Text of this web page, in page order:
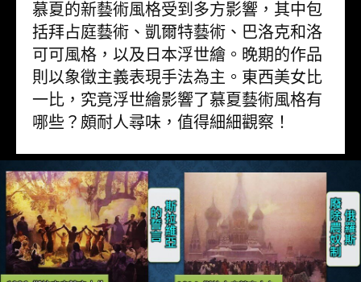
慕夏的新藝術風格受到多方影響，其中包
括拜占庭藝術、凱爾特藝術、巴洛克和洛
可可風格，以及日本浮世繪。晚期的作品
則以象徵主義表現手法為主。東西美女比
一比，究竟浮世繪影響了慕夏藝術風格有
哪些？頗耐人尋味，值得細細觀察！